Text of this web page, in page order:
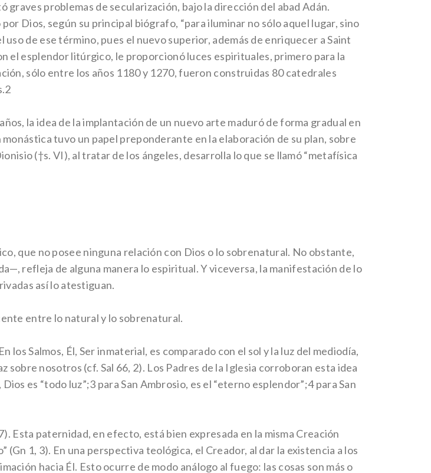
problemas de secularización, bajo la dirección del abad Adán.
Dios, según su principal biógrafo, “para iluminar no sólo aquel lugar, sino
de ese término, pues el nuevo superior, además de enriquecer a Saint
el esplendor litúrgico, le proporcionó luces espirituales, primero para la
sólo entre los años 1180 y 1270, fueron construidas 80 catedrales
la idea de la implantación de un nuevo arte maduró de forma gradual en
tuvo un papel preponderante en la elaboración de su plan, sobre
(†s. VI), al tratar de los ángeles, desarrolla lo que se llamó “metafísica
que no posee ninguna relación con Dios o lo sobrenatural. No obstante,
refleja de alguna manera lo espiritual. Y viceversa, la manifestación de lo
así lo atestiguan.
entre lo natural y lo sobrenatural.
los Salmos, Él, Ser inmaterial, es comparado con el sol y la luz del mediodía,
sobre nosotros (cf. Sal 66, 2). Los Padres de la Iglesia corroboran esta idea
es “todo luz”;3 para San Ambrosio, es el “eterno esplendor”;4 para San
Esta paternidad, en efecto, está bien expresada en la misma Creación
(Gn 1, 3). En una perspectiva teológica, el Creador, al dar la existencia a los
hacia Él. Esto ocurre de modo análogo al fuego: las cosas son más o